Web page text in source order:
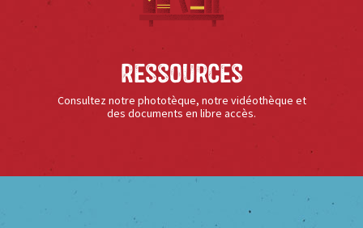
Ressources
Consultez notre phototèque, notre vidéothèque et
des documents en libre accès.